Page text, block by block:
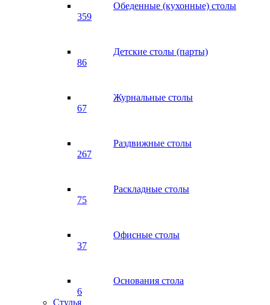
Обеденные (кухонные) столы
359
Детские столы (парты)
86
Журнальные столы
67
Раздвижные столы
267
Раскладные столы
75
Офисные столы
37
Основания стола
6
Стулья